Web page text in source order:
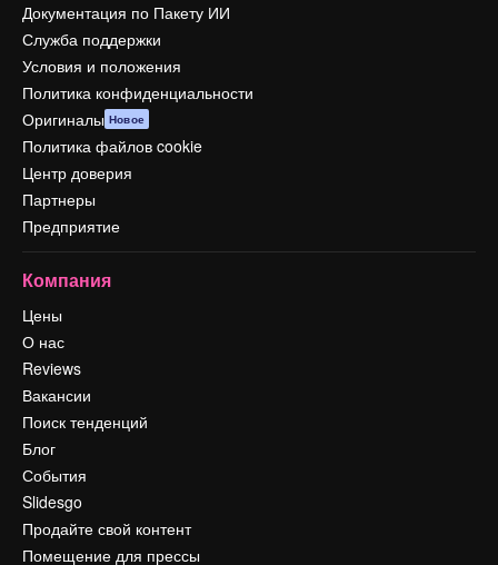
Документация по Пакету ИИ
Служба поддержки
Условия и положения
Политика конфиденциальности
Оригиналы Новое
Политика файлов cookie
Центр доверия
Партнеры
Предприятие
Компания
Цены
О нас
Reviews
Вакансии
Поиск тенденций
Блог
События
Slidesgo
Продайте свой контент
Помещение для прессы